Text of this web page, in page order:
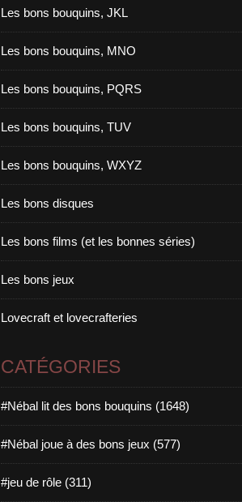
Les bons bouquins, JKL
Les bons bouquins, MNO
Les bons bouquins, PQRS
Les bons bouquins, TUV
Les bons bouquins, WXYZ
Les bons disques
Les bons films (et les bonnes séries)
Les bons jeux
Lovecraft et lovecrafteries
CATÉGORIES
#Nébal lit des bons bouquins (1648)
#Nébal joue à des bons jeux (577)
#jeu de rôle (311)